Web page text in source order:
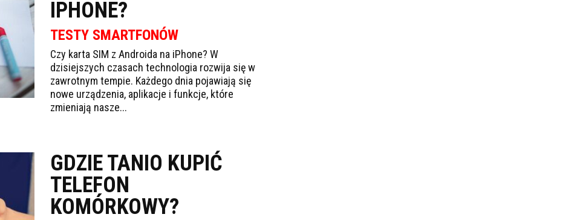
IPHONE?
TESTY SMARTFONÓW
Czy karta SIM z Androida na iPhone? W
dzisiejszych czasach technologia rozwija się w
zawrotnym tempie. Każdego dnia pojawiają się
nowe urządzenia, aplikacje i funkcje, które
zmieniają nasze...
GDZIE TANIO KUPIĆ
TELEFON
KOMÓRKOWY?